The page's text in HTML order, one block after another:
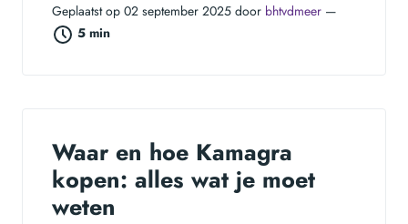
Geplaatst op 02 september 2025 door bhtvdmeer —
5 min
Waar en hoe Kamagra
kopen: alles wat je moet
weten